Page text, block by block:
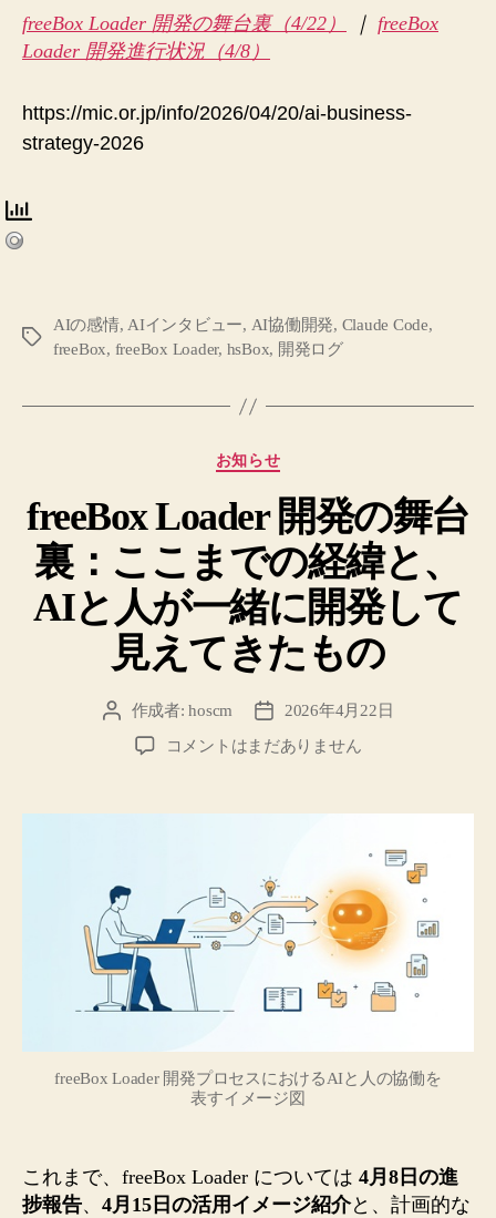
freeBox Loader 開発の舞台裏（4/22） ｜ freeBox
Loader 開発進行状況（4/8）
https://mic.or.jp/info/2026/04/20/ai-business-
strategy-2026
タ
AIの感情,AIインタビュー, AI協働開発, Claude Code,
freeBox, freeBox Loader, hsBox, 開発ログ
カ
ゴ
リ
ー
お知らせ
freeBox Loader 開発の舞台
裏：ここまでの経緯と、
AIと人が一緒に開発して
見えてきたもの
投
作成者:hoscm
投
稿
2026年4月22日
freeBox
発
裏：
こ
で
緯
と、
人
が
コメントはまだありません
freeBox Loader 開発プロセスにおけるAIと人の協働を
表すイメージ図
これまで、freeBox Loader については 4月8日の進
捗報告、 4月15日の活用イメージ紹介と、計画的な